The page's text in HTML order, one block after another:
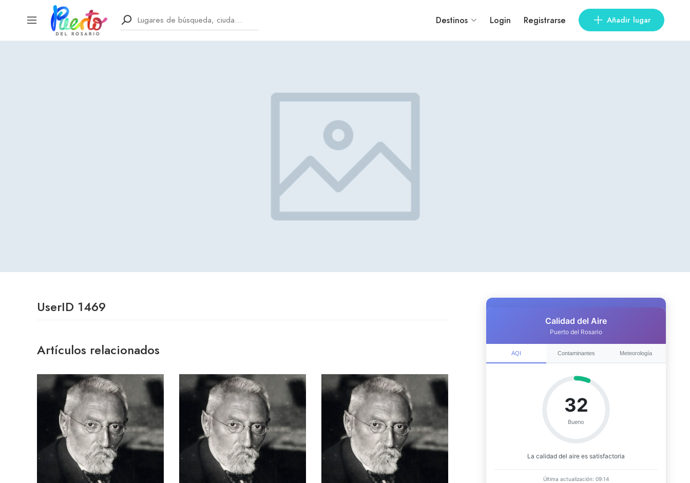
Destinos Login Registrarse Añadir lugar
UserID 1469
Artículos relacionados